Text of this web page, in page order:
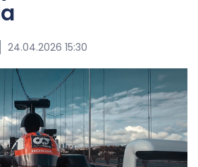
24.04.2026 15:30